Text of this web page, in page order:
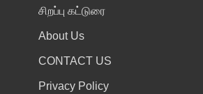
சிறப்பு கட்டுரை
About Us
CONTACT US
Privacy Policy